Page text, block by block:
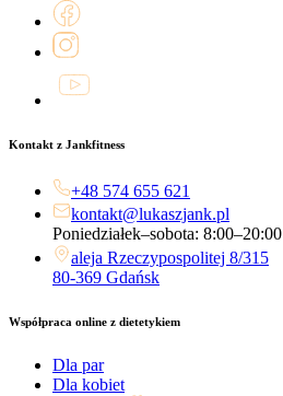
Kontakt z Jankfitness
+48 574 655 621
kontakt@lukaszjank.pl
Poniedziałek–sobota: 8:00–20:00
aleja Rzeczypospolitej 8/315
80-369 Gdańsk
Współpraca online z dietetykiem
Dla par
Dla kobiet